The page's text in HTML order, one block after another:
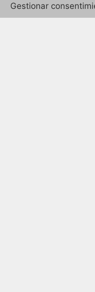
Gestionar